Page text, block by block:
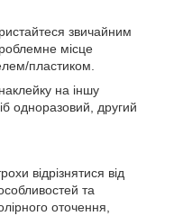
звичайним
місце
пластиком.
на іншу
одноразовий, другий
відрізнятися від
та
оточення,